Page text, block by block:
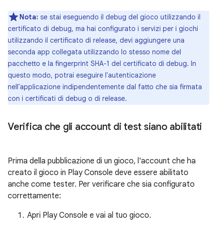
Nota: se stai eseguendo il debug del gioco utilizzando il
certificato di debug, ma hai configurato i servizi per i giochi
utilizzando il certificato di release, devi aggiungere una
seconda app collegata utilizzando lo stesso nome del
pacchetto e la fingerprint SHA-1 del certificato di debug. In
questo modo, potrai eseguire l'autenticazione
nell'applicazione indipendentemente dal fatto che sia firmata
con i certificati di debug o di release.
Verifica che gli account di test siano abilitati
Prima della pubblicazione di un gioco, l'account che ha
creato il gioco in Play Console deve essere abilitato
anche come tester. Per verificare che sia configurato
correttamente:
Apri Play Console e vai al tuo gioco.